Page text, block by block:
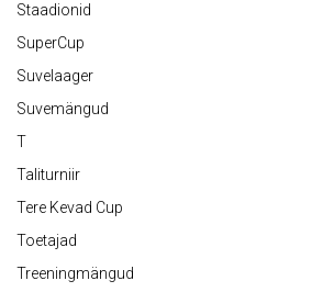
Staadionid
SuperCup
Suvelaager
Suvemängud
T
Taliturniir
Tere Kevad Cup
Toetajad
Treeningmängud